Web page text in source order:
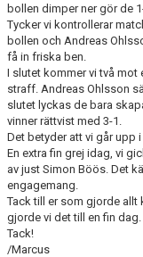
MATCHER
SPORTADMIN SUPPORT
WEBSHOP
STÖDMEDLEM
bollen dimper ner gör de
Tycker vi kontrollerar
bollen och Andreas
få in friska ben.
I slutet kommer vi två mot
straff. Andreas Ohlsson
slutet lyckas de bara
vinner rättvist med 3-1.
Det betyder att vi går upp
En extra fin grej idag, vi
av just Simon Böös. Det
engagemang.
Tack till er som gjorde allt
gjorde vi det till en fin dag.
Tack!
/Marcus